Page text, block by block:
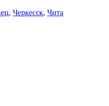
, Черкесск, Чита